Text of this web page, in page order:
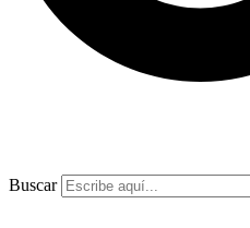
Buscar